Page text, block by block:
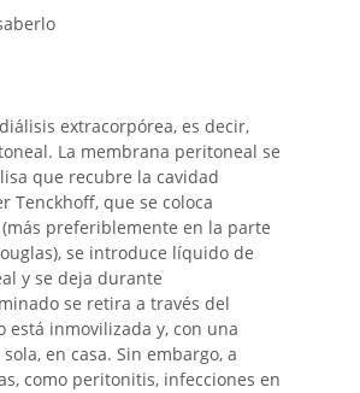
extracorpórea, es decir,
La membrana peritoneal se
que recubre la cavidad
Tenckhoff, que se coloca
preferiblemente en la parte
se introduce líquido de
y se deja durante
se retira a través del
está inmovilizada y, con una
en casa. Sin embargo, a
como peritonitis, infecciones en